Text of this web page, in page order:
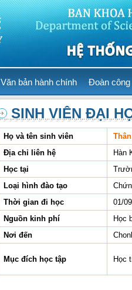
Văn bản hành chính Đoàn công
SINH VIÊN ĐẠI
Họ và tên sinh viên
Địa chỉ liên hệ
Hàn
Học tại
Loại hình đào tạo
Thời gian đi học
01/
Nguồn kinh phí
Học
Nơi đến
Mục đích học tập Học